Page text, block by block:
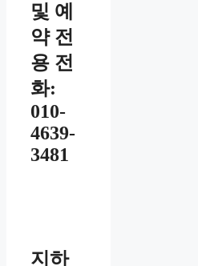
및 예
약 전
용 전
화:
010-
4639-
3481
지하